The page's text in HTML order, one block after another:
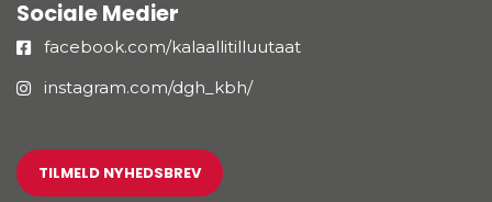
Sociale Medier
facebook.com/kalaallitilluutaat
instagram.com/dgh_kbh/
TILMELD NYHEDSBREV